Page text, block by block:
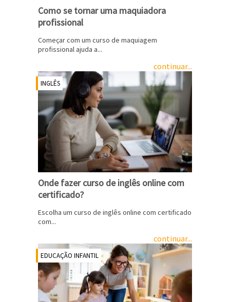
Como se tornar uma maquiadora
profissional
Começar com um curso de maquiagem
profissional ajuda a...
continuar...
INGLÊS
Onde fazer curso de inglês online com
certificado?
Escolha um curso de inglês online com certificado
com...
continuar...
EDUCAÇÃO INFANTIL